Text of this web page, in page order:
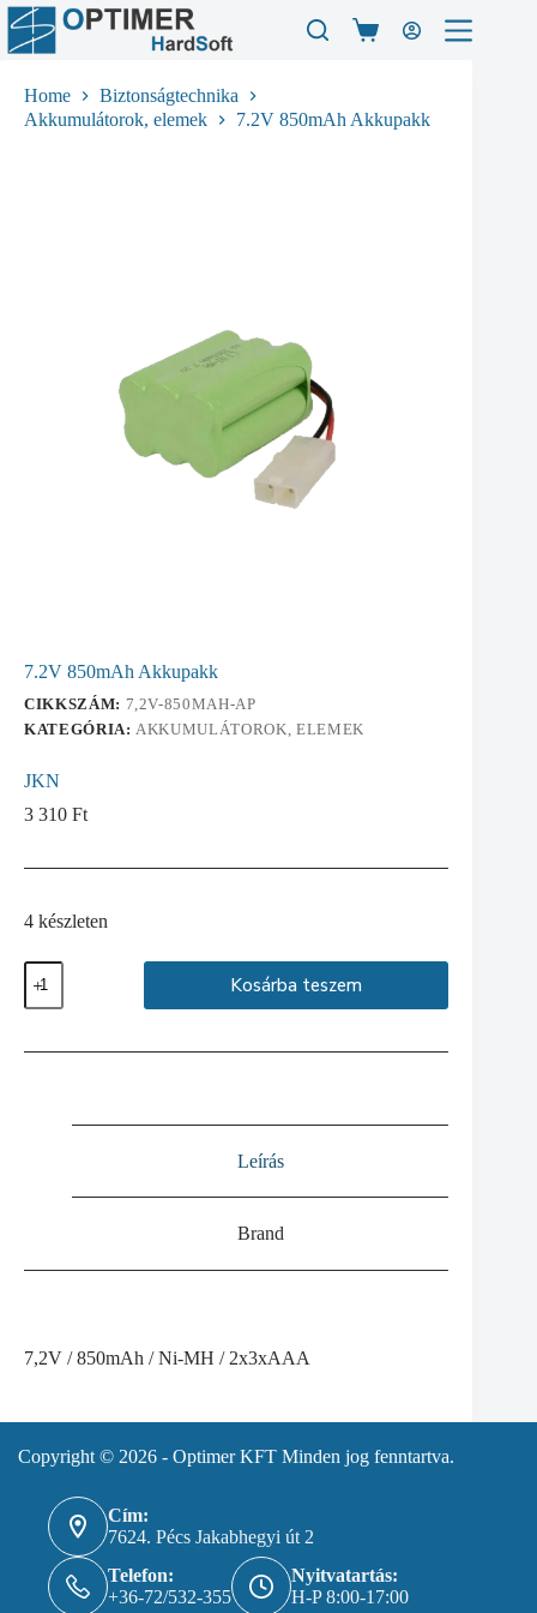
Skip
to
content
Shopping
Home
Biztonságtechnika
Akkumulátorok, elemek
7.2V 850mAh Akkupakk
7.2V 850mAh Akkupakk
CIKKSZÁM: 7,2V-850MAH-AP
KATEGÓRIA: AKKUMULÁTOROK, ELEMEK
JKN
3 310 Ft
4 készleten
7.2V
850mAh
Akkupakk
Kosárba teszem
Leírás
Brand
7,2V / 850mAh / Ni-MH / 2x3xAAA
Copyright © 2026 - Optimer KFT Minden jog fenntartva.
Cím:
7624. Pécs Jakabhegyi út 2
Telefon:
+36-72/532-355
Nyitvatartás:
H-P 8:00-17:00